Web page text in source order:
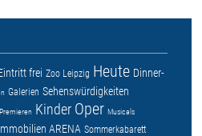
frei Zoo Leipzig Heute Dinner-
Galerien Sehenswürdigkeiten
Premieren Kinder Oper Musicals
ARENA Sommerkabarett